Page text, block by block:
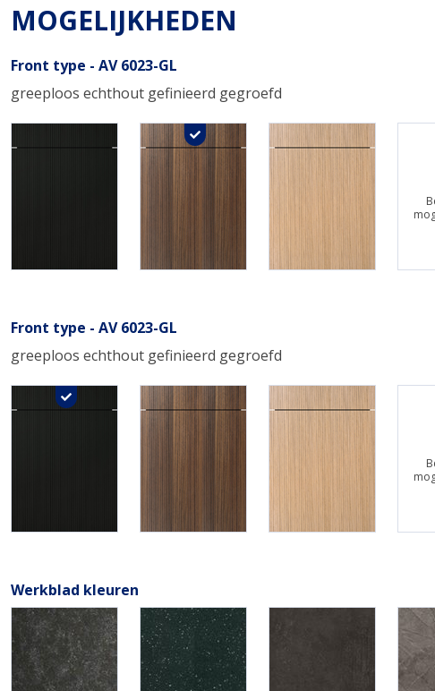
MOGELIJKHEDEN
Front type - AV 6023-GL
greeploos echthout gefinieerd gegroefd
Front type - AV 6023-GL
greeploos echthout gefinieerd gegroefd
Werkblad kleuren